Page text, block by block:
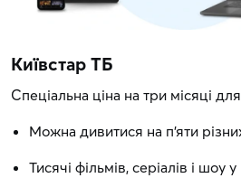
Київстар ТБ
Спеціальна ціна на три місяці
Можна дивитися на п'яти
Тисячі фільмів, серіалів і шоу у